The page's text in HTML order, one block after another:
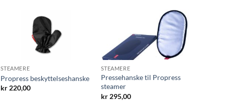
STEAMERE
Propress beskyttelseshanske
kr220,00
STEAMERE
Pressehanske til Propress
steamer
kr295,00